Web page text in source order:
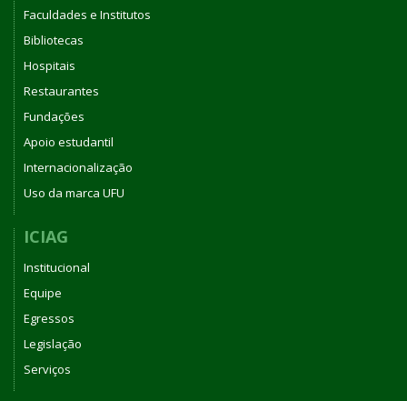
Faculdades e Institutos
Bibliotecas
Hospitais
Restaurantes
Fundações
Apoio estudantil
Internacionalização
Uso da marca UFU
ICIAG
Institucional
Equipe
Egressos
Legislação
Serviços